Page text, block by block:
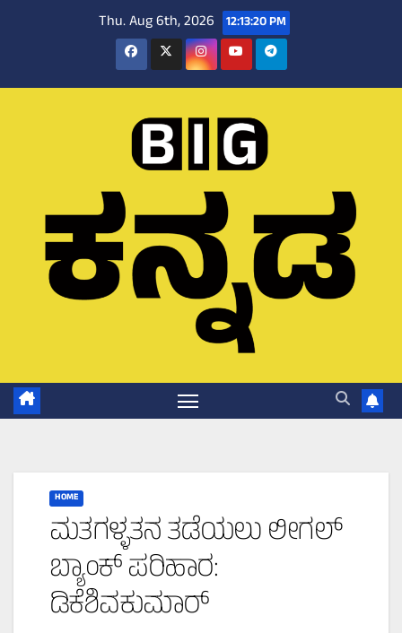
Thu. Aug 6th, 2026 12:13:20 PM
HOME
ಮತಗಳ್ಳತನ ತಡೆಯಲು ಲೀಗಲ್‌
ಬ್ಯಾಂಕ್‌ ಪರಿಹಾರ:
ಡಿಕೆಶಿವಕುಮಾರ್